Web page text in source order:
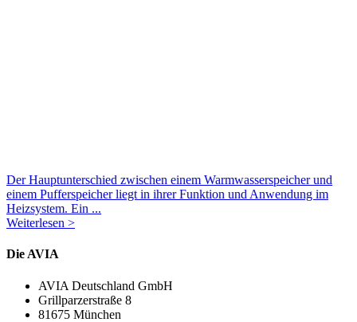
Der Hauptunterschied zwischen einem Warmwasserspeicher und
einem Pufferspeicher liegt in ihrer Funktion und Anwendung im
Heizsystem. Ein ...
Weiterlesen >
Die AVIA
AVIA Deutschland GmbH
Grillparzerstraße 8
81675 München